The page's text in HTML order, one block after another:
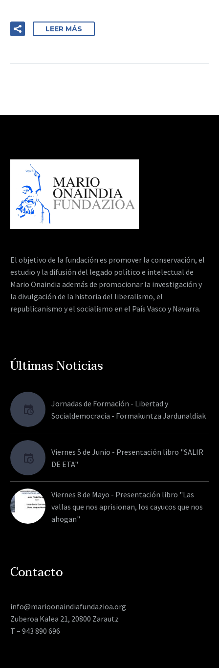
LEER MÁS
El objetivo de la fundación es promover la conservación, el
estudio y la difusión del legado político e intelectual de
Mario Onaindia además de promocionar la investigación y
la divulgación de la historia del liberalismo, el
republicanismo y el socialismo en el País Vasco y Navarra.
Últimas Noticias
Jornadas de Formación - Libertad y
Socialdemocracia - Formakuntza Jardunaldiak
Viernes 5 de Junio - Presentación libro "SALIR
DE ETA"
Viernes 8 de Mayo - Presentación libro "Las
vallas que nos aprisionan, los cayucos que nos
ahogan"
Contacto
info@marioonaindiafundazioa.org
Zuberoa Kalea 21, 20800 Zarautz
T – 943 890 696